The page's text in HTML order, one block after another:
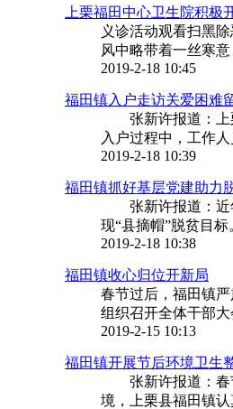
上栗福田中心卫生院积极
义诊活动观看扫黑
风中略带着一丝寒
2019-2-18 10:45
福田镇入户走访关爱困难
张新许报道：上
入户过程中，工作
2019-2-18 10:39
福田镇抓好基层党建助力
张新许报道：近年
现“县摘帽”脱贫目
2019-2-18 10:38
福田镇收心归位开新局
春节过后，福田镇
组织召开全体干部
2019-2-15 10:13
福田镇开展节后环境卫生
张新许报道：春节
境，上栗县福田镇